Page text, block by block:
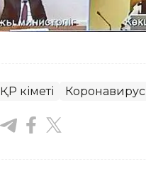
ҚР Үкіметі Коронавирус